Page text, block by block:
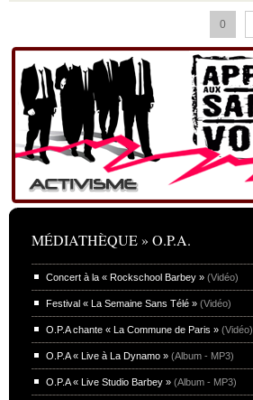
0
MÉDIATHÈQUE » O.P.A.
Concert à la « Rockschool Barbey » (Vidéo)
Festival « La Semaine Sans Télé » (Vidéo)
O.P.A chante « La Commune de Paris » (Vidéo)
O.P.A « Live à La Dynamo » (Album - MP3)
O.P.A « Live Studio Barbey » (Album - MP3)